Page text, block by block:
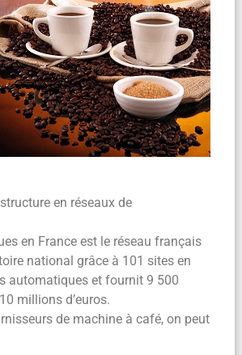
en réseaux de
en France est le réseau français
national grâce à 101 sites en
automatiques et fournit 9 500
millions d’euros.
de machine à café, on peut